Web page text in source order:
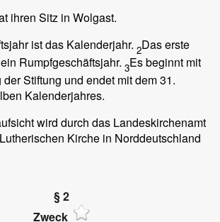
ihren Sitz in Wolgast.
ist das Kalenderjahr. 2Das erste
Rumpfgeschäftsjahr. 3Es beginnt mit
Stiftung und endet mit dem 31.
Kalenderjahres.
wird durch das Landeskirchenamt
Kirche in Norddeutschland
§ 2
Zweck